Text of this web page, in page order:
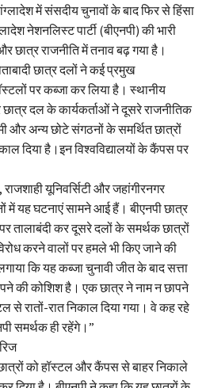
में संसदीय चुनावों के बाद फिर से हिंसा
नेशनलिस्ट पार्टी (बीएनपी) की भारी
छात्र राजनीति में तनाव बढ़ गया है।
छात्र दलों ने कई प्रमुख
पर कब्जा कर लिया है। स्थानीय
छात्र दल के कार्यकर्ताओं ने दूसरे राजनीतिक
और अन्य छोटे संगठनों के समर्थित छात्रों
दिया है।इन विश्वविद्यालयों के कैंपस पर
राजशाही यूनिवर्सिटी और जहांगीरनगर
में यह घटनाएं सामने आई हैं। बीएनपी छात्र
तालाबंदी कर दूसरे दलों के समर्थक छात्रों
करने वालों पर हमले भी किए जाने की
कि यह कब्जा चुनावी जीत के बाद सत्ता
की कोशिश है। एक छात्र ने नाम न छापने
से रातों-रात निकाल दिया गया। वे कह रहे
समर्थक ही रहेंगे।”
को हॉस्टल और कैंपस से बाहर निकाले